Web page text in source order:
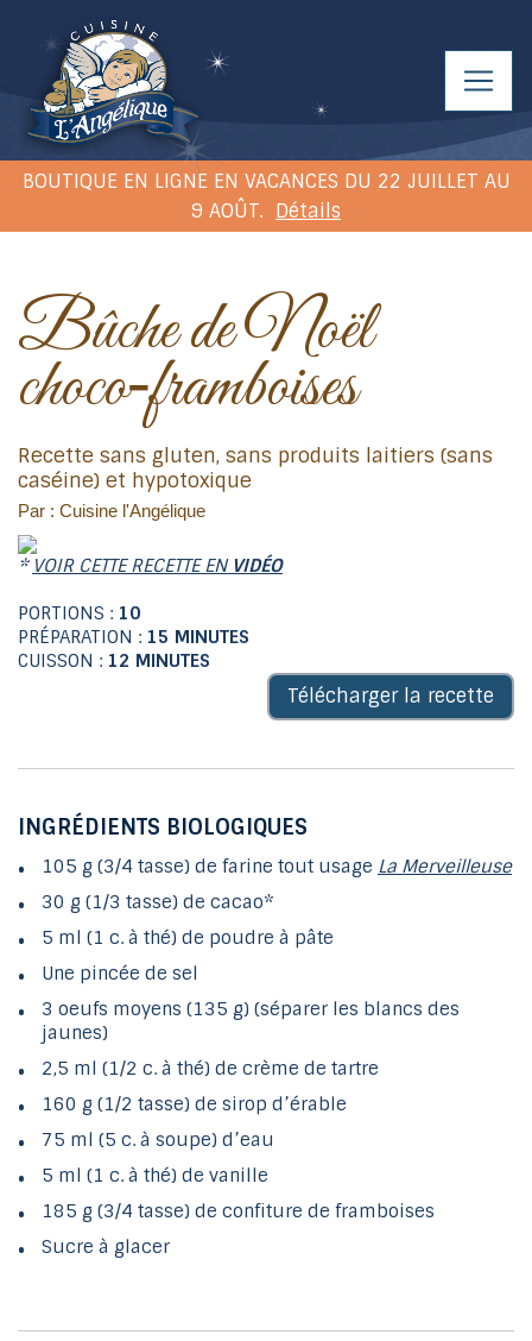
BOUTIQUE EN LIGNE EN VACANCES DU 22 JUILLET AU
9 AOÛT. Détails
Bûche de Noël
choco‑framboises
Recette sans gluten, sans produits laitiers (sans
caséine) et hypotoxique
Par : Cuisine l'Angélique
* VOIR CETTE RECETTE EN VIDÉO
PORTIONS : 10
PRÉPARATION : 15 MINUTES
CUISSON : 12 MINUTES
Télécharger la recette
INGRÉDIENTS BIOLOGIQUES
105 g (3/4 tasse) de farine tout usage La Merveilleuse
30 g (1/3 tasse) de cacao*
5 ml (1 c. à thé) de poudre à pâte
Une pincée de sel
3 oeufs moyens (135 g) (séparer les blancs des
jaunes)
2,5 ml (1/2 c. à thé) de crème de tartre
160 g (1/2 tasse) de sirop d’érable
75 ml (5 c. à soupe) d’eau
5 ml (1 c. à thé) de vanille
185 g (3/4 tasse) de confiture de framboises
Sucre à glacer